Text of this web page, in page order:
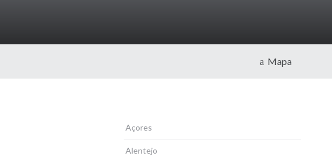
Mapa
Açores
Alentejo